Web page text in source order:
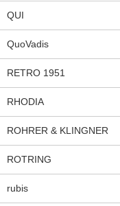
QUI
QuoVadis
RETRO 1951
RHODIA
ROHRER & KLINGNER
ROTRING
rubis